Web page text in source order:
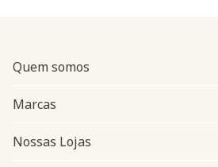
Quem somos
Marcas
Nossas Lojas